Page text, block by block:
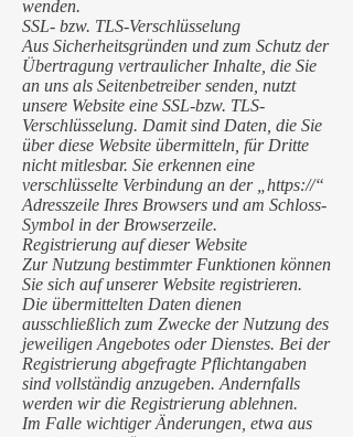
wenden.
SSL- bzw. TLS-Verschlüsselung
Aus Sicherheitsgründen und zum Schutz der
Übertragung vertraulicher Inhalte, die Sie
an uns als Seitenbetreiber senden, nutzt
unsere Website eine SSL-bzw. TLS-
Verschlüsselung. Damit sind Daten, die Sie
über diese Website übermitteln, für Dritte
nicht mitlesbar. Sie erkennen eine
verschlüsselte Verbindung an der „https://“
Adresszeile Ihres Browsers und am Schloss-
Symbol in der Browserzeile.
Registrierung auf dieser Website
Zur Nutzung bestimmter Funktionen können
Sie sich auf unserer Website registrieren.
Die übermittelten Daten dienen
ausschließlich zum Zwecke der Nutzung des
jeweiligen Angebotes oder Dienstes. Bei der
Registrierung abgefragte Pflichtangaben
sind vollständig anzugeben. Andernfalls
werden wir die Registrierung ablehnen.
Im Falle wichtiger Änderungen, etwa aus